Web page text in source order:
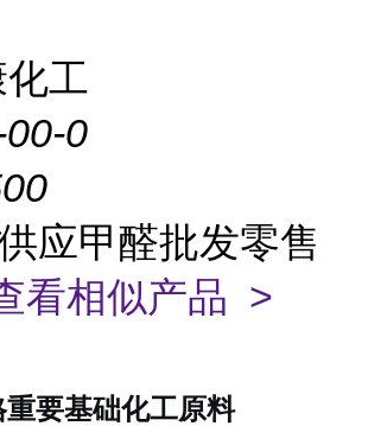
工
0
应甲醛批发零售
看相似产品 >
要基础化工原料